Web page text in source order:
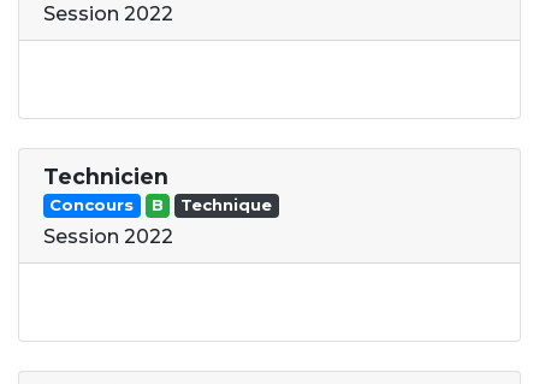
Session 2022
Technicien
Concours B Technique
Session 2022